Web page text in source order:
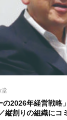
堂
の2026年経営戦
縦割りの組織にコ